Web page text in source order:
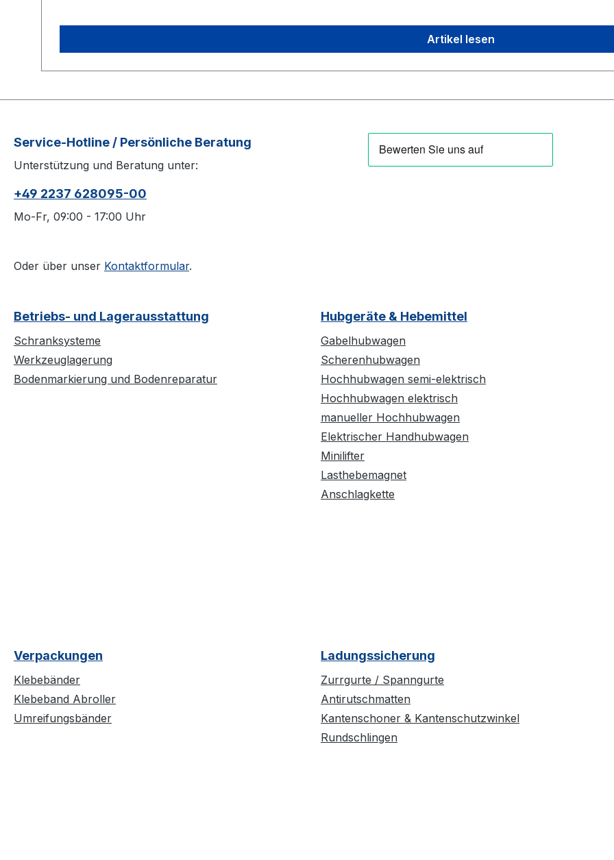
Artikel lesen
Service-Hotline / Persönliche Beratung
Unterstützung und Beratung unter:
+49 2237 628095-00
Mo-Fr, 09:00 - 17:00 Uhr
Oder über unser Kontaktformular.
Betriebs- und Lagerausstattung
Schranksysteme
Werkzeuglagerung
Bodenmarkierung und Bodenreparatur
Hubgeräte & Hebemittel
Gabelhubwagen
Scherenhubwagen
Hochhubwagen semi-elektrisch
Hochhubwagen elektrisch
manueller Hochhubwagen
Elektrischer Handhubwagen
Minilifter
Lasthebemagnet
Anschlagkette
Verpackungen
Klebebänder
Klebeband Abroller
Umreifungsbänder
Ladungssicherung
Zurrgurte / Spanngurte
Antirutschmatten
Kantenschoner & Kantenschutzwinkel
Rundschlingen